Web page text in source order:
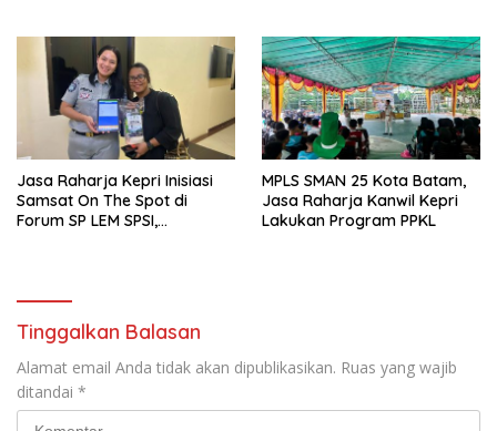
Indonesia
Jasa Raharja Kepri Inisiasi
Samsat On The Spot di
Forum SP LEM SPSI,
MPLS SMAN 25 Kota Batam,
Jasa Raharja Kanwil Kepri
Lakukan Program PPKL
Tinggalkan Balasan
Alamat email Anda tidak akan dipublikasikan. Ruas yang wajib
ditandai *